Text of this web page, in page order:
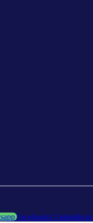
Facebook-f Linkedin-in